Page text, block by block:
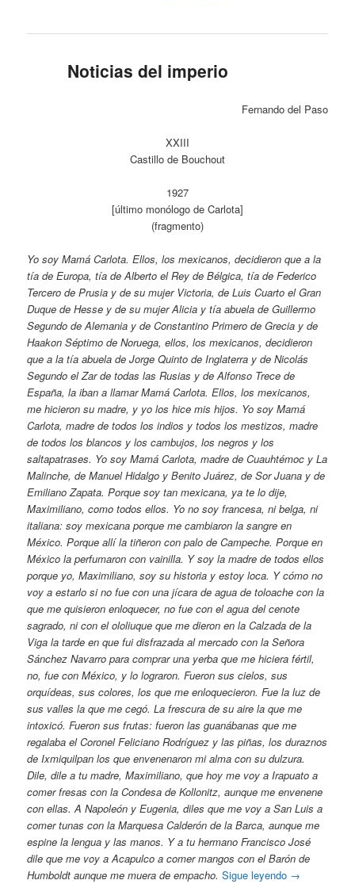
Noticias del imperio
Fernando del Paso
XXIII
Castillo de Bouchout
1927
[último monólogo de Carlota]
(fragmento)
Yo soy Mamá Carlota. Ellos, los mexicanos, decidieron que a la
tía de Europa, tía de Alberto el Rey de Bélgica, tía de Federico
Tercero de Prusia y de su mujer Victoria, de Luis Cuarto el Gran
Duque de Hesse y de su mujer Alicia y tía abuela de Guillermo
Segundo de Alemania y de Constantino Primero de Grecia y de
Haakon Séptimo de Noruega, ellos, los mexicanos, decidieron
que a la tía abuela de Jorge Quinto de Inglaterra y de Nicolás
Segundo el Zar de todas las Rusias y de Alfonso Trece de
España, la iban a llamar Mamá Carlota. Ellos, los mexicanos,
me hicieron su madre, y yo los hice mis hijos. Yo soy Mamá
Carlota, madre de todos los indios y todos los mestizos, madre
de todos los blancos y los cambujos, los negros y los
saltapatrases. Yo soy Mamá Carlota, madre de Cuauhtémoc y La
Malinche, de Manuel Hidalgo y Benito Juárez, de Sor Juana y de
Emiliano Zapata. Porque soy tan mexicana, ya te lo dije,
Maximiliano, como todos ellos. Yo no soy francesa, ni belga, ni
italiana: soy mexicana porque me cambiaron la sangre en
México. Porque allí la tiñeron con palo de Campeche. Porque en
México la perfumaron con vainilla. Y soy la madre de todos ellos
porque yo, Maximiliano, soy su historia y estoy loca. Y cómo no
voy a estarlo si no fue con una jícara de agua de toloache con la
que me quisieron enloquecer, no fue con el agua del cenote
sagrado, ni con el ololiuque que me dieron en la Calzada de la
Viga la tarde en que fui disfrazada al mercado con la Señora
Sánchez Navarro para comprar una yerba que me hiciera fértil,
no, fue con México, y lo lograron. Fueron sus cielos, sus
orquídeas, sus colores, los que me enloquecieron. Fue la luz de
sus valles la que me cegó. La frescura de su aire la que me
intoxicó. Fueron sus frutas: fueron las guanábanas que me
regalaba el Coronel Feliciano Rodríguez y las piñas, los duraznos
de Ixmiquilpan los que envenenaron mi alma con su dulzura.
Dile, dile a tu madre, Maximiliano, que hoy me voy a Irapuato a
comer fresas con la Condesa de Kollonitz, aunque me envenene
con ellas. A Napoleón y Eugenia, diles que me voy a San Luis a
comer tunas con la Marquesa Calderón de la Barca, aunque me
espine la lengua y las manos. Y a tu hermano Francisco José
dile que me voy a Acapulco a comer mangos con el Barón de
Humboldt aunque me muera de empacho. Sigue leyendo →